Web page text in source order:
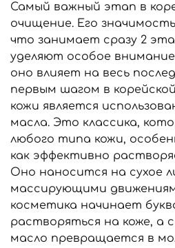
Самый важный этап в
очищение. Его
что занимает сразу 2
уделяют особое
оно влияет на весь
первым шагом в
кожи является
масла. Это классика,
любого типа кожи,
как эффективно
Оно наносится на сухое
массирующими
косметика начинает
растворяться на коже, а
масло превращается в